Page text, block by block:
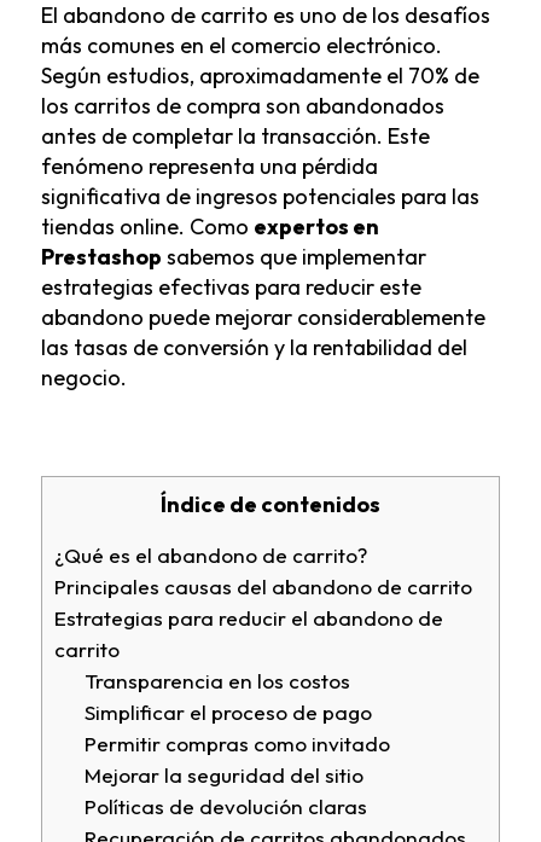
El abandono de carrito es uno de los desafíos
más comunes en el comercio electrónico.
Según estudios, aproximadamente el 70% de
los carritos de compra son abandonados
antes de completar la transacción. Este
fenómeno representa una pérdida
significativa de ingresos potenciales para las
tiendas online. Como expertos en
Prestashop sabemos que implementar
estrategias efectivas para reducir este
abandono puede mejorar considerablemente
las tasas de conversión y la rentabilidad del
negocio.
Índice de contenidos
¿Qué es el abandono de carrito?
Principales causas del abandono de carrito
Estrategias para reducir el abandono de
carrito
Transparencia en los costos
Simplificar el proceso de pago
Permitir compras como invitado
Mejorar la seguridad del sitio
Políticas de devolución claras